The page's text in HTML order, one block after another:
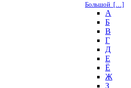
Большой […]
А
Б
В
Г
Д
Е
Ё
Ж
З